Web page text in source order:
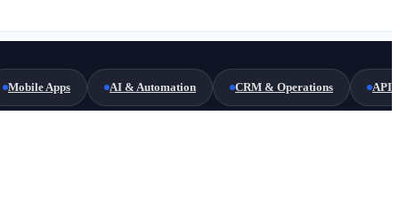
Mobile Apps AI & Automation CRM & Operations API